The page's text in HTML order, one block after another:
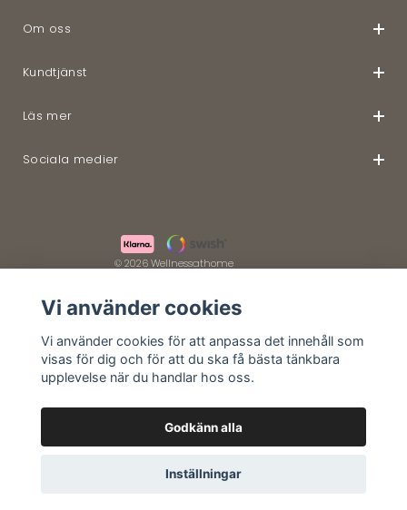
Om oss
Kundtjänst
Läs mer
Sociala medier
© 2026 Wellnessathome
Vi använder cookies
Vi använder cookies för att anpassa det innehåll som
visas för dig och för att du ska få bästa tänkbara
upplevelse när du handlar hos oss.
Godkänn alla
Inställningar